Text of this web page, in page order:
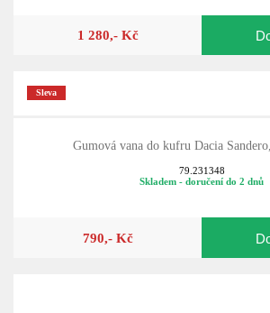
1 280,- Kč
Sleva
Gumová vana do kufru Dacia
79.231348
Skladem - doručení do 2 dnů
790,- Kč